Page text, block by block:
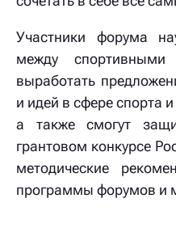
Участники форума
между спортивными
выработать
и идей в сфере спорта
а также смогут
грантовом конкурсе
методические
программы форумов и